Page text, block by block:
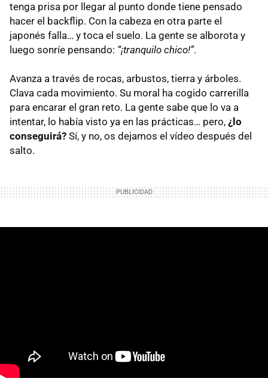
tenga prisa por llegar al punto donde tiene pensado
hacer el backflip. Con la cabeza en otra parte el
japonés falla… y toca el suelo. La gente se alborota y
luego sonríe pensando: “¡tranquilo chico!”.
Avanza a través de rocas, arbustos, tierra y árboles.
Clava cada movimiento. Su moral ha cogido carrerilla
para encarar el gran reto. La gente sabe que lo va a
intentar, lo había visto ya en las prácticas… pero, ¿lo
conseguirá? Sí, y no, os dejamos el vídeo después del
salto.